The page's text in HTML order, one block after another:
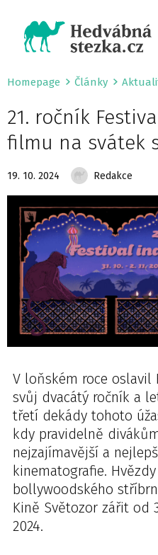
Homepage Články
21. ročník
filmu na svátek
19. 10. 2024 Redakce
V loňském roce oslavil
svůj dvacátý ročník a
třetí dekády tohoto
kdy pravidelně
nejzajímavější a
kinematografie.
bollywoodského
Kině Světozor zářit od
2024.